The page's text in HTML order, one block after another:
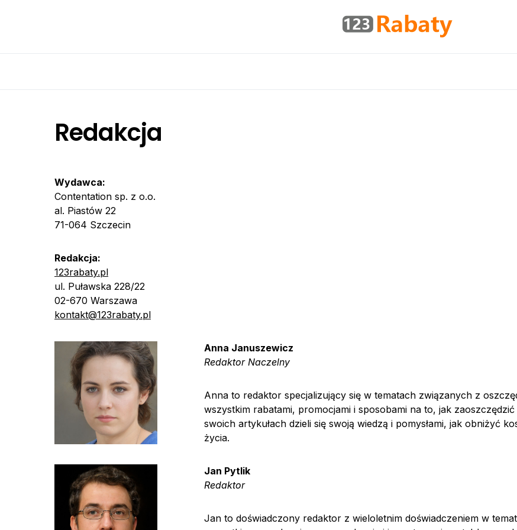
Redakcja
Wydawca:
Contentation sp. z o.o.
al. Piastów 22
71-064 Szczecin
Redakcja:
123rabaty.pl
ul. Puławska 228/22
02-670 Warszawa
kontakt@123rabaty.pl
Anna Januszewicz
Redaktor Naczelny
Anna to redaktor specjalizujący się w tematach związanych z
wszystkim rabatami, promocjami i sposobami na to, jak
swoich artykułach dzieli się swoją wiedzą i pomysłami, jak obniżyć
życia.
Jan Pytlik
Redaktor
Jan to doświadczony redaktor z wieloletnim doświadczeniem w